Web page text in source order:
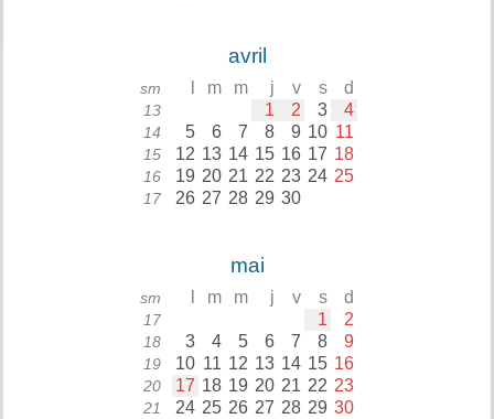
avril
sm m m j v s d
13 1 2 3 4
14 5 6 7 8 9 10 11
15 12 13 14 15 16 17 18
16 19 20 21 22 23 24 25
17 26 27 28 29 30
mai
sm m m j v s d
17 1 2
18 3 4 5 6 7 8 9
19 10 11 12 13 14 15 16
20 17 18 19 20 21 22 23
21 24 25 26 27 28 29 30